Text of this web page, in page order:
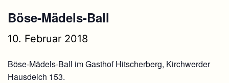
Böse-Mädels-Ball
10. Februar 2018
Böse-Mädels-Ball im Gasthof Hitscherberg, Kirchwerder
Hausdeich 153.